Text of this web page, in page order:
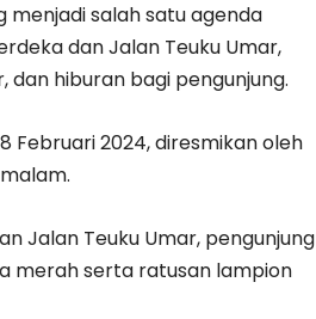
menjadi salah satu agenda
dan Jalan Teuku Umar,
hiburan bagi pengunjung.
Februari 2024, diresmikan oleh
Jalan Teuku Umar, pengunjung
merah serta ratusan lampion